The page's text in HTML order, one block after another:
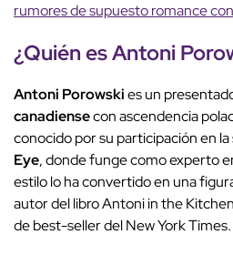
rumores de supuesto romance
¿Quién esAntoni
Antoni Porowskies un
canadiensecon ascendencia
conocido por su participación en
Eye, donde funge como experto
estilo lo ha convertido en una
autor del libro Antoni in the
de best-seller del New York Times.